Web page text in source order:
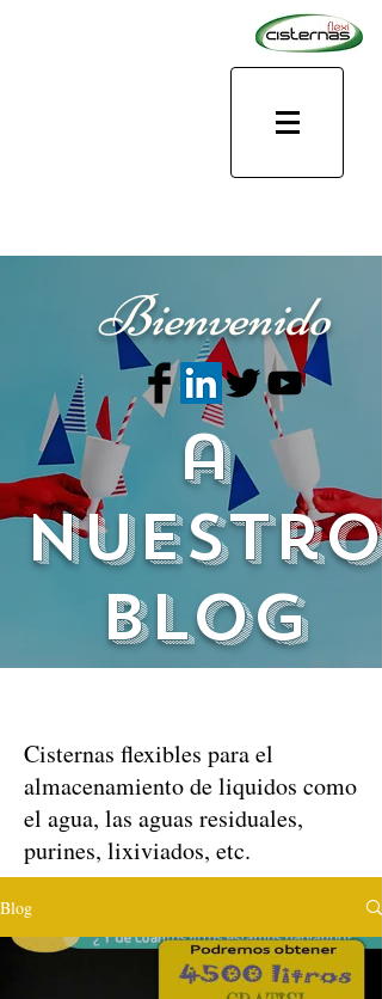
Bienvenido
a
nuestro
blog
Cisternas flexibles para el
almacenamiento de liquidos como
el agua, las aguas residuales,
purines, lixiviados, etc.
Blog